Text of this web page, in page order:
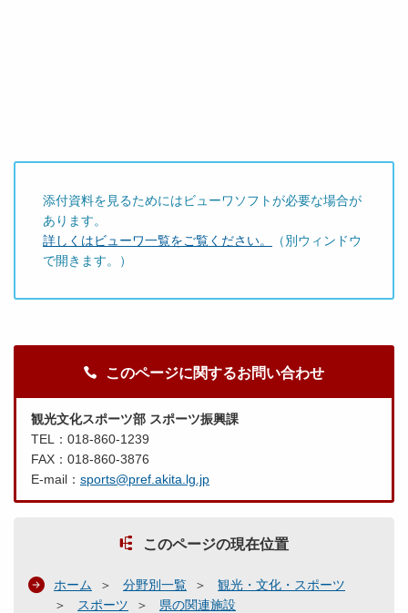
添付資料を見るためにはビューワソフトが必要な場合が
あります。
詳しくはビューワ一覧をご覧ください。
（別ウィンドウ
で開きます。）
このページに関するお問い合わせ
観光文化スポーツ部 スポーツ振興課
TEL：018-860-1239
FAX：018-860-3876
E-mail： sports@pref.akita.lg.jp
このページの現在位置
ホーム 分野別一覧
観光・文化・スポーツ
スポーツ
県の関連施設